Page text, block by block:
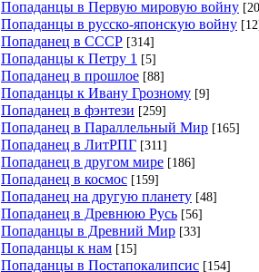
Попаданцы в Первую мировую войну
Попаданцы в русско-японскую войну
Попаданец в СССР [314]
Попаданцы к Петру 1 [5]
Попаданец в прошлое [88]
Попаданцы к Ивану Грозному [9]
Попаданец в фэнтези [259]
Попаданец в Параллельный Мир [165]
Попаданец в ЛитРПГ [311]
Попаданец в другом мире [186]
Попаданец в космос [159]
Попаданец на другую планету [48]
Попаданец в Древнюю Русь [56]
Попаданцы в Древний Мир [33]
Попаданцы к нам [15]
Попаданцы в Постапокалипсис [154]